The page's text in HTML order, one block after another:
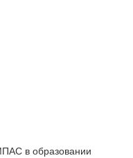
в образовании